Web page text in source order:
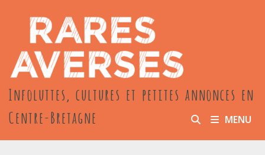
contenu
Infoluttes, cultures et petites annonces en
Centre-Bretagne
MENU